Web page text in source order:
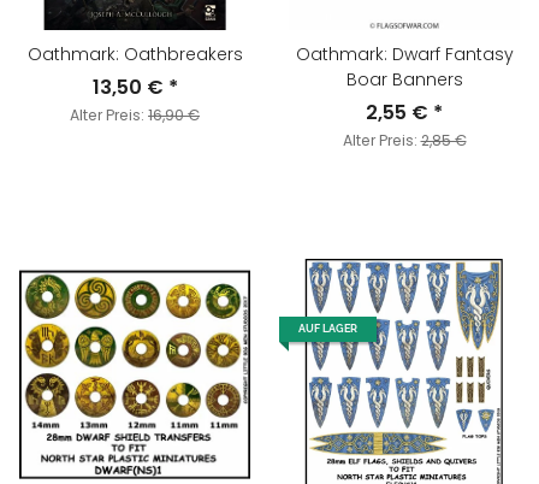
Oathmark: Oathbreakers
13,50 € *
Alter Preis: 16,90 €
Oathmark: Dwarf Fantasy
Boar Banners
2,55 € *
Alter Preis:2,85 €
AUF LAGER